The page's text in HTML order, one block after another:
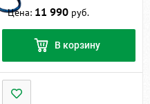
Цена: 11 990 руб.
В корзину